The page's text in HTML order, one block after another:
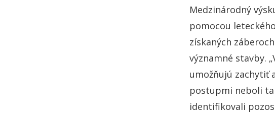
Medzinárodný
pomocou
získaných
významné stavby.
umožňujú zachytiť
postupmi neboli
identifikovali